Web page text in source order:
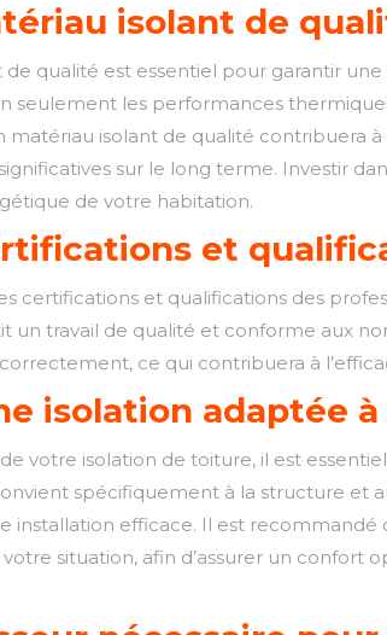
isolant de
de qualité est essentiel pour garantir
seulement les performances
isolant de qualité contribuera
sur le long terme. Investir
de votre habitation.
et
certifications et qualifications des
un travail de qualité et conforme aux
ce qui contribuera à
isolation adaptée
votre isolation de toiture, il est
spécifiquement à la structure et
efficace. Il est recommandé
votre situation, afin d’assurer un